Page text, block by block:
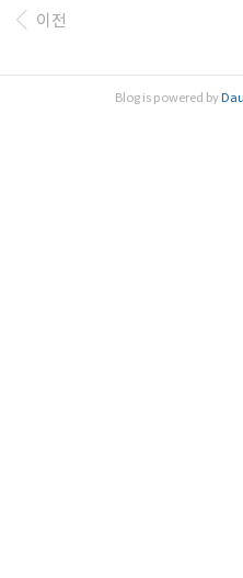
노벨상의 지식과 가치를 전 세계에 전
노벨프라이즈아웃리치(Nobel Prize
라이즈 다이얼로그 서울(Nobel
이전
Blog is powered by